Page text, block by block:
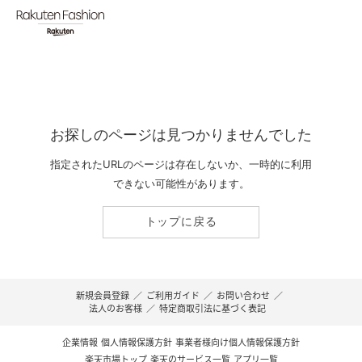
お探しのページは見つかりませんでした
指定されたURLのページは存在しないか、一時的に利用
できない可能性があります。
トップに戻る
新規会員登録 ／ ご利用ガイド ／ お問い合わせ ／
法人のお客様 ／ 特定商取引法に基づく表記
企業情報 個人情報保護方針 事業者様向け個人情報保護方針
楽天市場トップ 楽天のサービス一覧 アプリ一覧